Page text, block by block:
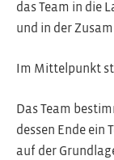
das Team in die
und in der
Im Mittelpunkt
Das Team
dessen Ende ein
auf der